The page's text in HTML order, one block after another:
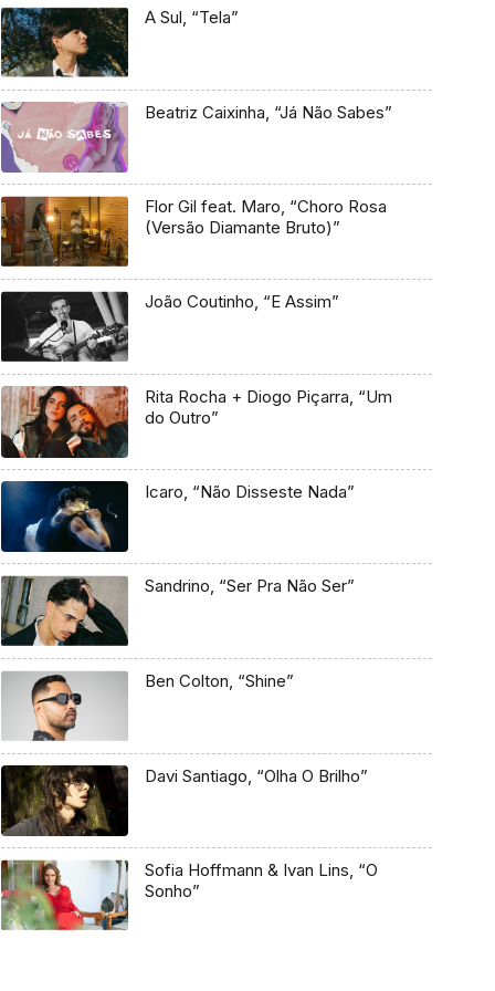
A Sul, “Tela”
Beatriz Caixinha, “Já Não Sabes”
Flor Gil feat. Maro, “Choro Rosa
(Versão Diamante Bruto)”
João Coutinho, “E Assim”
Rita Rocha + Diogo Piçarra, “Um
do Outro”
Icaro, “Não Disseste Nada”
Sandrino, “Ser Pra Não Ser”
Ben Colton, “Shine”
Davi Santiago, “Olha O Brilho”
Sofia Hoffmann & Ivan Lins, “O
Sonho”